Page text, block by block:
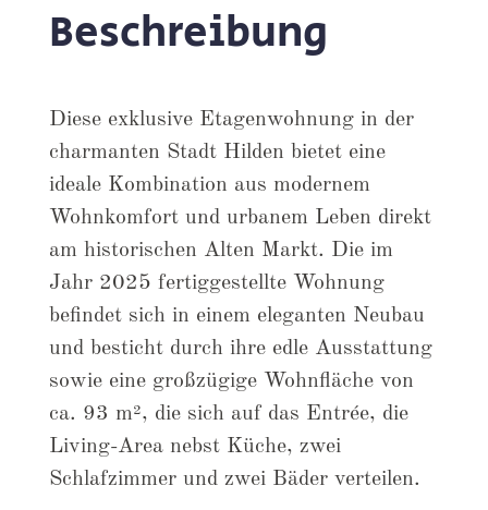
Beschreibung
Diese exklusive Etagenwohnung in der
charmanten Stadt Hilden bietet eine
ideale Kombination aus modernem
Wohnkomfort und urbanem Leben direkt
am historischen Alten Markt. Die im
Jahr 2025 fertiggestellte Wohnung
befindet sich in einem eleganten Neubau
und besticht durch ihre edle Ausstattung
sowie eine großzügige Wohnfläche von
ca. 93 m², die sich auf das Entrée, die
Living-Area nebst Küche, zwei
Schlafzimmer und zwei Bäder verteilen.